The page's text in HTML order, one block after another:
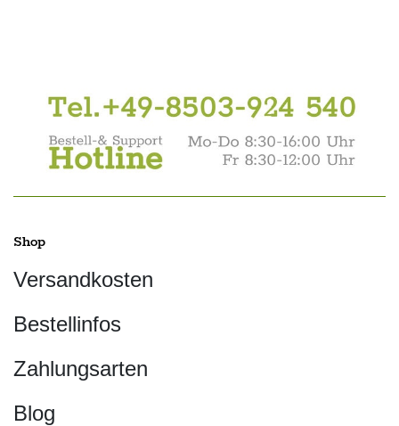
Shop
Versandkosten
Bestellinfos
Zahlungsarten
Blog